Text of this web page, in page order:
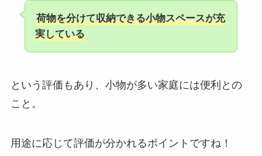
荷物を分けて収納できる小物スペースが充
実している
という評価もあり、小物が多い家庭には便利との
こと。
用途に応じて評価が分かれるポイントですね！